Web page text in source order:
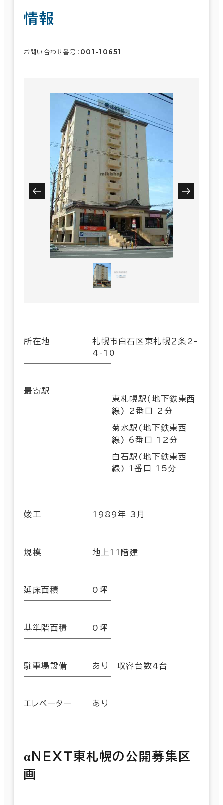
情報
お問い合わせ番号： 001-10651
所在地
札幌市白石区東札幌２条2-
4-10
最寄駅
東札幌駅(地下鉄東西
線) 2番口 2分
菊水駅(地下鉄東西
線) 6番口 12分
白石駅(地下鉄東西
線) 1番口 15分
竣工 1989年 3月
規模 地上11階建
延床面積 0坪
基準階面積 0坪
駐車場設備 あり 収容台数4台
エレベーター あり
αＮＥＸＴ東札幌の公開募集区
画